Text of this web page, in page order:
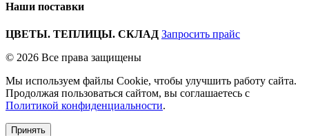
Наши поставки
ЦВЕТЫ. ТЕПЛИЦЫ. СКЛАД Запросить прайс
© 2026 Все права защищены
Мы используем файлы Cookie, чтобы улучшить работу сайта.
Продолжая пользоваться сайтом, вы соглашаетесь с
Политикой конфиденциальности.
Принять